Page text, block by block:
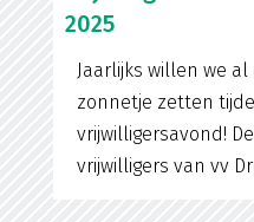
2025
Jaarlijks willen we
zonnetje zetten
vrijwilligersavond!
vrijwilligers van vv